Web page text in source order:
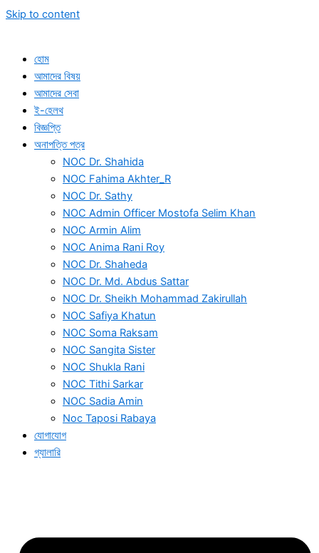
Skip to content
হোম
আমাদের বিষয়
আমাদের সেবা
ই-হেলথ
বিজ্ঞপ্তি
অনাপত্তি পত্র
NOC Dr. Shahida
NOC Fahima Akhter_R
NOC Dr. Sathy
NOC Admin Officer Mostofa Selim Khan
NOC Armin Alim
NOC Anima Rani Roy
NOC Dr. Shaheda
NOC Dr. Md. Abdus Sattar
NOC Dr. Sheikh Mohammad Zakirullah
NOC Safiya Khatun
NOC Soma Raksam
NOC Sangita Sister
NOC Shukla Rani
NOC Tithi Sarkar
NOC Sadia Amin
Noc Taposi Rabaya
যোগাযোগ
গ্যালারি